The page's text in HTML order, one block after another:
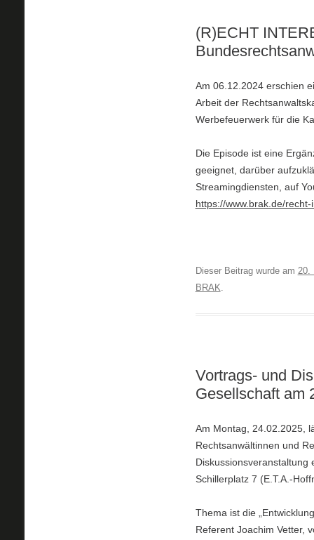
(R)ECHT
Am 06.12.2024 erschien
Arbeit der
Werbefeuerwerk für die
Die Episode ist eine
geeignet, darüber
Streamingdiensten, auf
https://www.brak.de/
Dieser Beitrag wurde am 20.
BRAK.
Vortrags- und
Gesellschaft am
Am Montag, 24.02.2025,
Rechtsanwältinnen und
Diskussionsveranstaltung
Schillerplatz 7 (E.T.A.-
Thema ist die
Referent Joachim Vetter,